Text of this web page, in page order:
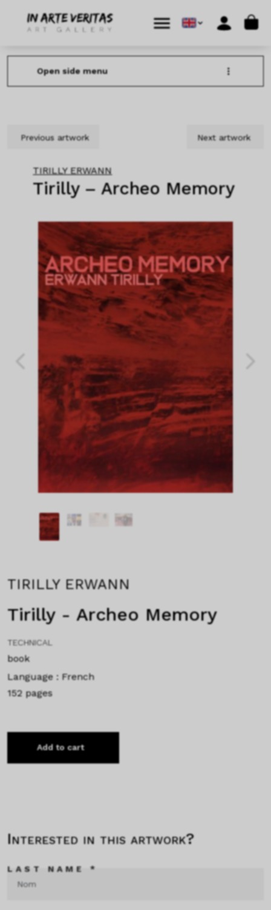
Cart
Previous artwork Next artwork
TIRILLY ERWANN
Tirilly – Archeo Memory
TIRILLY ERWANN
Tirilly - Archeo Memory
TECHNICAL
book
Language : French
152 pages
Add to cart
Interested in this artwork?
LAST NAME *
Open side menu